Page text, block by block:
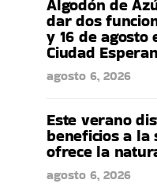
Algodón de
dar dos
y 16 de agosto
Ciudad
agosto 6, 2026
Este verano
beneficios a la
ofrece la
agosto 6, 2026